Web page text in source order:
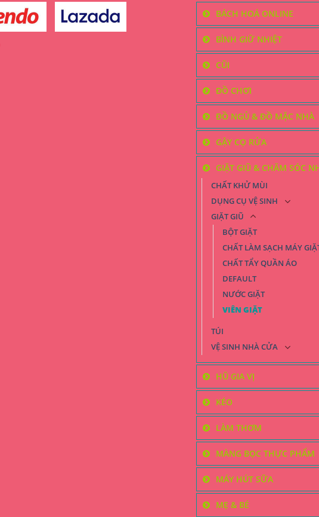
BÁCH HOÁ ONLINE
BÌNH GIỮ NHIỆT
CŨI
ĐỒ CHƠI
ĐỒ NGỦ & ĐỒ MẶC NHÀ
GẬY CỌ RỬA
GIẶT GIŨ & CHĂM SÓC
CHẤT KHỬ MÙI
DỤNG CỤ VỆ SINH
GIẶT GIŨ
BỘT GIẶT
CHẤT LÀM SẠCH MÁY
CHẤT TẨY QUẦN ÁO
DEFAULT
NƯỚC GIẶT
VIÊN GIẶT
TÚI
VỆ SINH NHÀ CỬA
HŨ GIA VỊ
KÉO
LÀM THƠM
MÀNG BỌC THỰC PHẨM
MÁY HÚT SỮA
MẸ & BÉ